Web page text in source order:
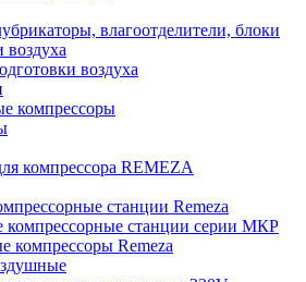
влагоотделители, блоки
воздуха
воздуха
компрессоры
компрессора REMEZA
станции Remeza
компрессорные станции серии МКР
компрессоры Remeza